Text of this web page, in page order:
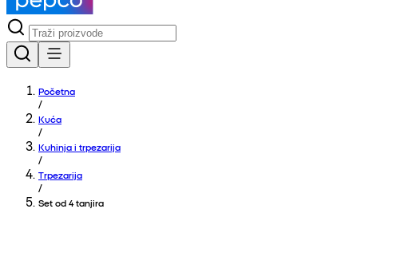
Početna
/
Kuća
/
Kuhinja i trpezarija
/
Trpezarija
/
Set od 4 tanjira